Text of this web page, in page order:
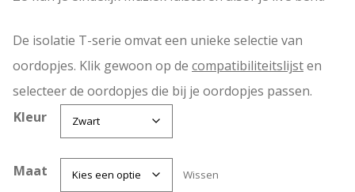
s
w
a
,
5
0
De isolatie T-serie omvat een unieke selectie van
oordopjes. Klik gewoon op de compatibiliteitslijsten
selecteer de oordopjes die bij je oordopjes passen.
Kleur
Maat Wissen